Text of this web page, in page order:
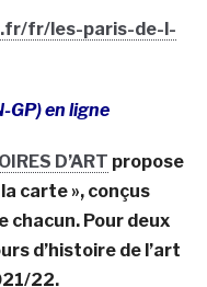
fr/les-paris-de-l-
GP) en ligne
D’ART propose
carte », conçus
chacun. Pour deux
d’histoire de l’art
22.